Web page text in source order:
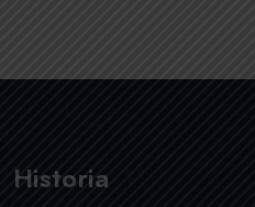
Historia